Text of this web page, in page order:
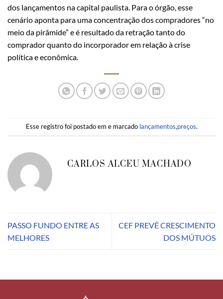
dos lançamentos na capital paulista. Para o órgão, esse
cenário aponta para uma concentração dos compradores “no
meio da pirâmide” e é resultado da retração tanto do
comprador quanto do incorporador em relação à crise
política e econômica.
Esse registro foi postado em e marcado lançamentos,preços.
CARLOS ALCEU MACHADO
PASSO FUNDO ENTRE AS
MELHORES
CEF PREVÊ CRESCIMENTO
DOS MÚTUOS